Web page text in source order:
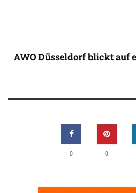
AWO Düsseldorf blickt auf
0 0